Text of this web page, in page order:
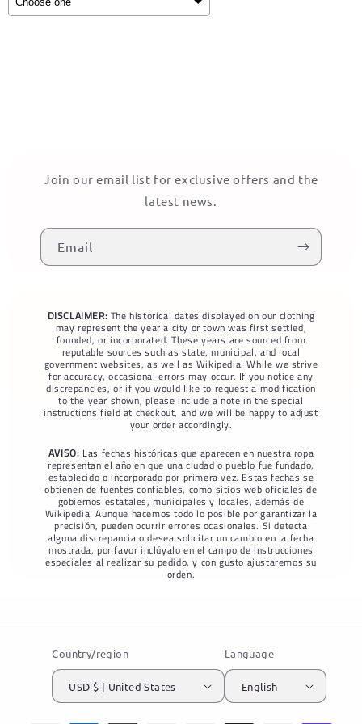
Join our email list for exclusive offers and the
latest news.
Email
DISCLAIMER: The historical dates displayed on our clothing
may represent the year a city or town was first settled,
founded, or incorporated. These years are sourced from
reputable sources such as state, municipal, and local
government websites, as well as Wikipedia. While we strive
for accuracy, occasional errors may occur. If you notice any
discrepancies, or if you would like to request a modification
to the year shown, please include a note in the special
instructions field at checkout, and we will be happy to adjust
your order accordingly.
AVISO: Las fechas históricas que aparecen en nuestra ropa
representan el año en que una ciudad o pueblo fue fundado,
establecido o incorporado por primera vez. Estas fechas se
obtienen de fuentes confiables, como sitios web oficiales de
gobiernos estatales, municipales y locales, además de
Wikipedia. Aunque hacemos todo lo posible por garantizar la
precisión, pueden ocurrir errores ocasionales. Si detecta
alguna discrepancia o desea solicitar un cambio en la fecha
mostrada, por favor inclúyalo en el campo de instrucciones
especiales al realizar su pedido, y con gusto ajustaremos su
orden.
Country/region
USD $ | United States
Language
English